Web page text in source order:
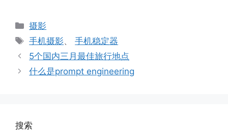
分
类
摄影
标
签
手机摄影、手机稳定器
5个国内三月最佳旅行地点
什么是prompt engineering
搜索